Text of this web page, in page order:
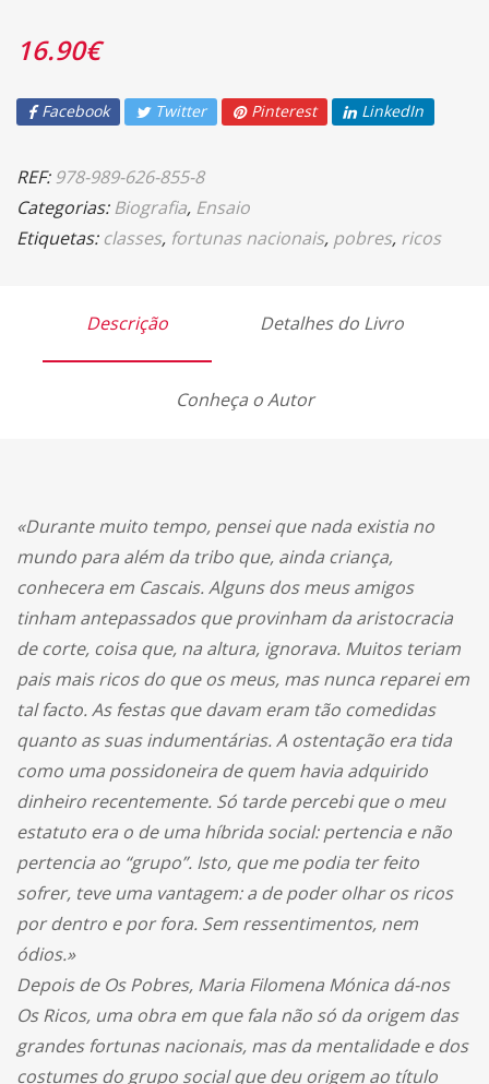
16.90€
Facebook Twitter Pinterest LinkedIn
REF:978-989-626-855-8
Categorias:Biografia, Ensaio
Etiquetas: classes, fortunas nacionais, pobres, ricos
Descrição Detalhes do Livro
Conheça o Autor
«Durante muito tempo, pensei que nada existia no
mundo para além da tribo que, ainda criança,
conhecera em Cascais. Alguns dos meus amigos
tinham antepassados que provinham da aristocracia
de corte, coisa que, na altura, ignorava. Muitos teriam
pais mais ricos do que os meus, mas nunca reparei em
tal facto. As festas que davam eram tão comedidas
quanto as suas indumentárias. A ostentação era tida
como uma possidoneira de quem havia adquirido
dinheiro recentemente. Só tarde percebi que o meu
estatuto era o de uma híbrida social: pertencia e não
pertencia ao “grupo”. Isto, que me podia ter feito
sofrer, teve uma vantagem: a de poder olhar os ricos
por dentro e por fora. Sem ressentimentos, nem
ódios.»
Depois de Os Pobres, Maria Filomena Mónica dá-nos
Os Ricos, uma obra em que fala não só da origem das
grandes fortunas nacionais, mas da mentalidade e dos
costumes do grupo social que deu origem ao título